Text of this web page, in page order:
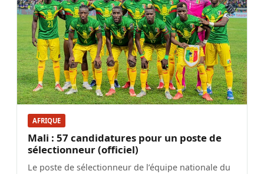
AFRIQUE
Mali : 57 candidatures pour un poste de
sélectionneur (officiel)
Le poste de sélectionneur de l’équipe nationale du